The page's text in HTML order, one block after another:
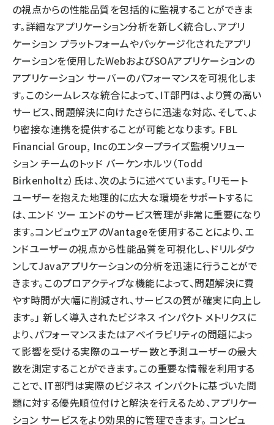
の視点からの性能品質を包括的に監視することができま
す。詳細なアプリケーション分析を新しく統合し、アプリ
ケーション プラットフォームやパッケージ化されたアプリ
ケーションを使用したWebおよびSOAアプリケーションの
アプリケーション サーバーのパフォーマンスを可視化しま
す。このシームレスな統合によって、IT部門は、より質の高い
サービス、問題解決に向けたさらに迅速な対応、そして、よ
り密接な連携を提供することが可能となります。 FBL
Financial Group, Incのエンタープライズ監視ソリュー
ション チームのトッド バーケンホルツ（Todd
Birkenholtz）氏は、次のように述べています。「リモート
ユーザーを抱えた地理的に広大な環境をサポートするに
は、エンド ツー エンドのサービス管理が非常に重要になり
ます。コンピュウェアのVantageを使用することにより、エ
ンドユーザーの視点から性能品質を可視化し、ドリルダウ
ンしてJavaアプリケーションの分析を迅速に行うことがで
きます。このプロアクティブな機能によって、問題解決に費
やす時間が大幅に削減され、サービスの質が確実に向上し
ます。」 新しく導入されたビジネス インパクト メトリクスに
より、パフォーマンスまたはアベイラビリティの問題によっ
て影響を受ける実際のユーザー数と予測ユーザーの最大
数を測定することができます。この重要な情報を利用する
ことで、IT部門は実際のビジネス インパクトに基づいた問
題に対する優先順位付けと解決を行えるため、アプリケー
ション サービスをより効果的に管理できます。 コンピュ